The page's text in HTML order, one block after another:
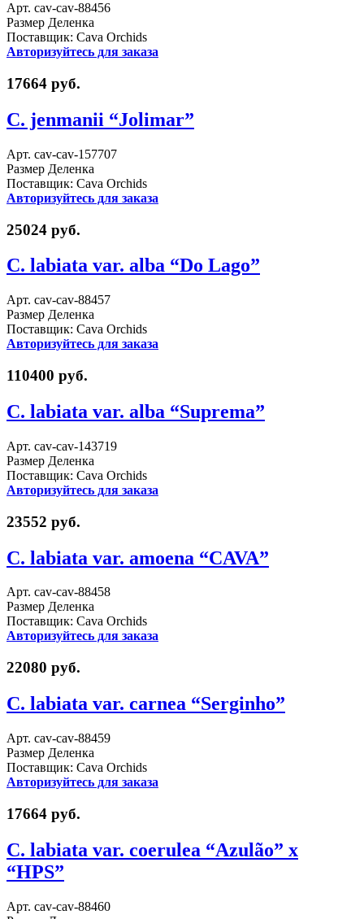
Арт. cav-cav-88456
Размер Деленка
Поставщик: Cava Orchids
Авторизуйтесь для заказа
17664 руб.
C. jenmanii “Jolimar”
Арт. cav-cav-157707
Размер Деленка
Поставщик: Cava Orchids
Авторизуйтесь для заказа
25024 руб.
C. labiata var. alba “Do Lago”
Арт. cav-cav-88457
Размер Деленка
Поставщик: Cava Orchids
Авторизуйтесь для заказа
110400 руб.
C. labiata var. alba “Suprema”
Арт. cav-cav-143719
Размер Деленка
Поставщик: Cava Orchids
Авторизуйтесь для заказа
23552 руб.
C. labiata var. amoena “CAVA”
Арт. cav-cav-88458
Размер Деленка
Поставщик: Cava Orchids
Авторизуйтесь для заказа
22080 руб.
C. labiata var. carnea “Serginho”
Арт. cav-cav-88459
Размер Деленка
Поставщик: Cava Orchids
Авторизуйтесь для заказа
17664 руб.
C. labiata var. coerulea “Azulão” x
“HPS”
Арт. cav-cav-88460